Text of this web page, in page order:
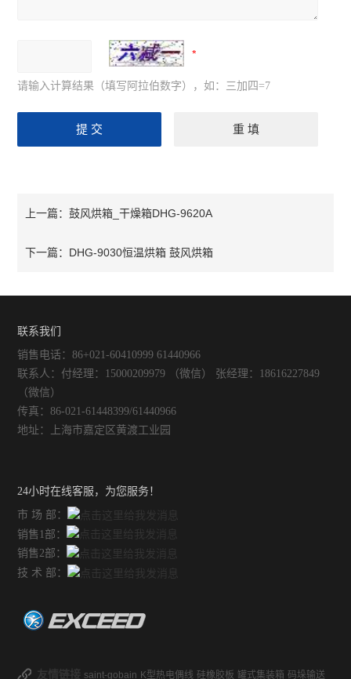
请输入计算结果（填写阿拉伯数字），如：三加四=7
上一篇： 鼓风烘箱_干燥箱DHG-9620A
下一篇： DHG-9030恒温烘箱 鼓风烘箱
联系我们
销售电话：86+021-60410999 61440966
联系人：付经理：15000209979 （微信） 张经理：18616227849
（微信）
传真：86-021-61448399/61440966
地址：上海市嘉定区黄渡工业园
24小时在线客服，为您服务！
市 场 部：
销售1部：
销售2部：
技 术 部：
友情链接 saint-gobain K型热电偶线 硅橡胶板 罐式集装箱 码垛输送